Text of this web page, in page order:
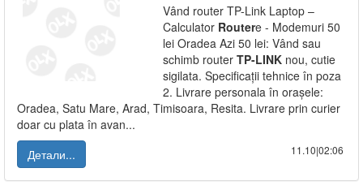
Vând router TP-Link Laptop –
Calculator Routere - Modemuri 50
lei Oradea Azi 50 lei: Vând sau
schimb router TP-LINK nou, cutie
sigilata. Specificații tehnice în poza
2. Livrare personala în orașele:
Oradea, Satu Mare, Arad, Timisoara, Resita. Livrare prin curier
doar cu plata în avan...
Детали...
11.10|02:06